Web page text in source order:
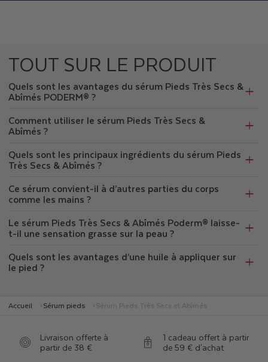
TOUT SUR LE PRODUIT
Quels sont les avantages du sérum Pieds Très Secs &
Abîmés PODERM® ?
Comment utiliser le sérum Pieds Très Secs &
Abîmés ?
Quels sont les principaux ingrédients du sérum Pieds
Très Secs & Abîmés ?
Ce sérum convient-il à d’autres parties du corps
comme les mains ?
Le sérum Pieds Très Secs & Abîmés Poderm® laisse-
t-il une sensation grasse sur la peau ?
Quels sont les avantages d’une huile à appliquer sur
le pied ?
Accueil Sérum pieds Sérum Pieds Très Secs et Abîmés
Livraison offerte à
partir de 38 €
1 cadeau offert à partir
de 59 € d'achat